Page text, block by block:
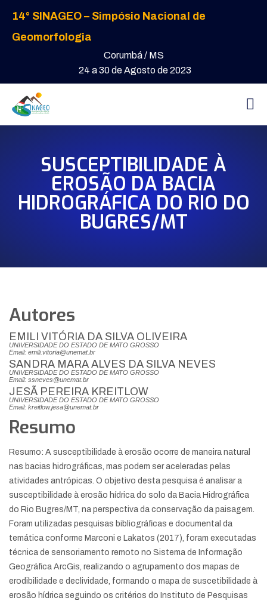
14° SINAGEO – Simpósio Nacional de
Geomorfologia
Corumbá / MS
24 a 30 de Agosto de 2023
SUSCEPTIBILIDADE À
EROSÃO DA BACIA
HIDROGRÁFICA DO RIO DO
BUGRES/MT
Autores
EMILI VITÓRIA DA SILVA OLIVEIRA
UNIVERSIDADE DO ESTADO DE MATO GROSSO
Email: emili.vitoria@unemat.br
SANDRA MARA ALVES DA SILVA NEVES
UNIVERSIDADE DO ESTADO DE MATO GROSSO
Email: ssneves@unemat.br
JESÃ PEREIRA KREITLOW
UNIVERSIDADE DO ESTADO DE MATO GROSSO
Email: kreitlow.jesa@unemat.br
Resumo
Resumo: A susceptibilidade à erosão ocorre de maneira natural
nas bacias hidrográficas, mas podem ser aceleradas pelas
atividades antrópicas. O objetivo desta pesquisa é analisar a
susceptibilidade à erosão hídrica do solo da Bacia Hidrográfica
do Rio Bugres/MT, na perspectiva da conservação da paisagem.
Foram utilizadas pesquisas bibliográficas e documental da
temática conforme Marconi e Lakatos (2017), foram executadas
técnica de sensoriamento remoto no Sistema de Informação
Geográfica ArcGis, realizando o agrupamento dos mapas de
erodibilidade e declividade, formando o mapa de suscetibilidade à
erosão hídrica seguindo os critérios do Instituto de Pesquisas